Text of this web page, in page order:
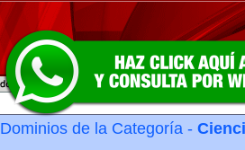
Dominios de la Categoría -